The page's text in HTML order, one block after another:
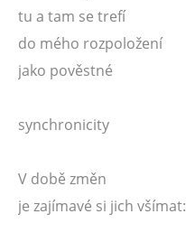
tu a tam se trefí
do mého rozpoložení
jako pověstné
synchronicity
V době změn
je zajímavé si jich všímat: